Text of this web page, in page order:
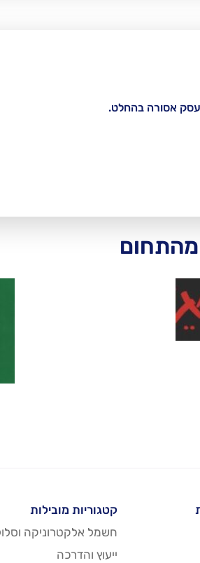
אסורה בהחלט.
מהתחום
קטגוריות מובילות
חשמל אלקטרוניקה
ייעוץ והדרכה